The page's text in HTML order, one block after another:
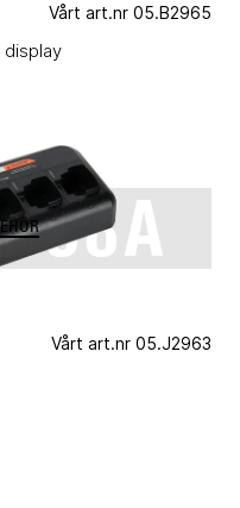
Vårt art.nr 05.B2965
Vårt art.nr 05.J2963